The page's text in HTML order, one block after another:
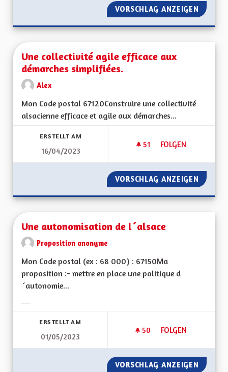
VORSCHLAG ANZEIGEN UNE
Une collectivité agile efficace aux
démarches simplifiées.
Alex
Mon Code postal 67120Construire une collectivité
alsacienne efficace et agile aux démarches...
ERSTELLT AM
16/04/2023
51 51 FOLLOWER
FOLGEN
UNE
VORSCHLAG ANZEIGEN UNE
Une autonomisation de l´alsace
Proposition anonyme
Mon Code postal (ex : 68 000) : 67150Ma
proposition :- mettre en place une politique d
´autonomie...
ERSTELLT AM
01/05/2023
50 50 FOLLOWER
FOLGEN
UNE
VORSCHLAG ANZEIGEN UNE